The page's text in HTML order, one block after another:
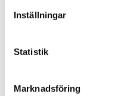
Inställningar
Statistik
Marknadsföring
Safah's Natural
ShyGirl